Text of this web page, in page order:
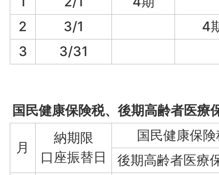
2
3/1
4
3
3/31
国民健康保険税、後期高齢者医療
月
納期限
口座振替日
国民健康保
後期高齢者医療